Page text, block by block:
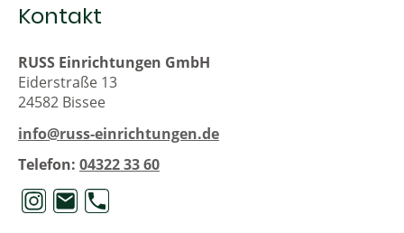
Kontakt
RUSS Einrichtungen GmbH
Eiderstraße 13
24582 Bissee
info@russ-einrichtungen.de
Telefon: 04322 33 60